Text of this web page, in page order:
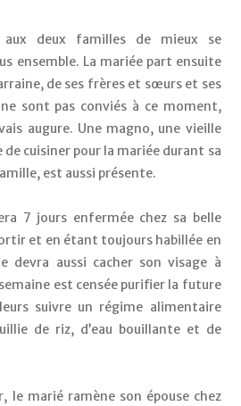
deux familles de mieux se
ensemble. La mariée part ensuite
de ses frères et sœurs et ses
sont pas conviés à ce moment,
augure. Une magno, une vieille
cuisiner pour la mariée durant sa
est aussi présente.
7 jours enfermée chez sa belle
et en étant toujours habillée en
devra aussi cacher son visage à
est censée purifier la future
suivre un régime alimentaire
de riz, d’eau bouillante et de
le marié ramène son épouse chez